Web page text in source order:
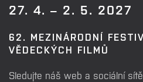
27. 4. – 2. 5. 2027
62. MEZINÁRODNÍ
VĚDECKÝCH FILMŮ
Sledujte náš web a sociální